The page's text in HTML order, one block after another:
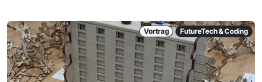
Vortrag FutureTech & Coding